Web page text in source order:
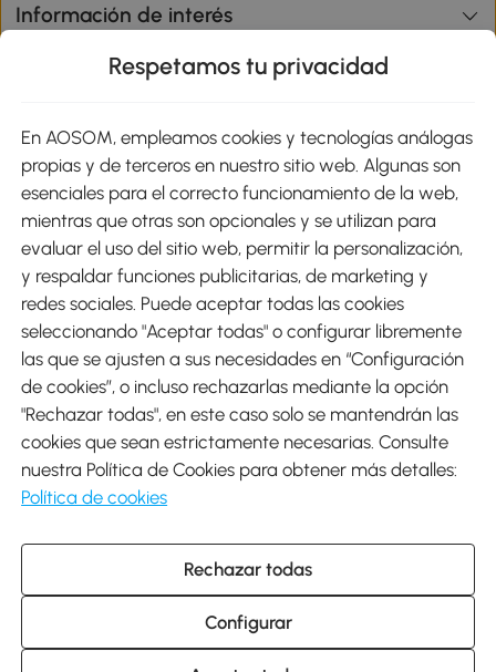
Información de interés
Métodos de Pago
Envíos
Descargar Aosom App
Google Play
931 29 45 12 (L-V de 8:30 a 17:30h)
atencioncliente@aosom.es
C/ Roc Gros, nº 15. 08550 Els Hostalets de Balenyà (Barcelona),
España
Respetamos tu privacidad
En AOSOM, empleamos cookies y tecnologías análogas
propias y de terceros en nuestro sitio web. Algunas son
esenciales para el correcto funcionamiento de la web,
mientras que otras son opcionales y se utilizan para
evaluar el uso del sitio web, permitir la personalización,
y respaldar funciones publicitarias, de marketing y
redes sociales. Puede aceptar todas las cookies
seleccionando "Aceptar todas" o configurar libremente
las que se ajusten a sus necesidades en “Configuración
de cookies”, o incluso rechazarlas mediante la opción
"Rechazar todas", en este caso solo se mantendrán las
cookies que sean estrictamente necesarias. Consulte
nuestra Política de Cookies para obtener más detalles:
Política de cookies
Rechazar todas
Configurar